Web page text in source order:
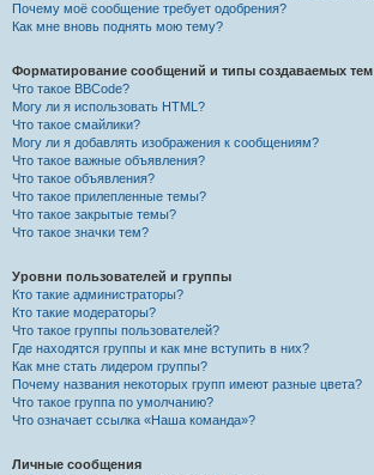
Почему моё сообщение требует одобрения?
Как мне вновь поднять мою тему?
Форматирование сообщений и типы создаваемых тем
Что такое BBCode?
Могу ли я использовать HTML?
Что такое смайлики?
Могу ли я добавлять изображения к сообщениям?
Что такое важные объявления?
Что такое объявления?
Что такое прилепленные темы?
Что такое закрытые темы?
Что такое значки тем?
Уровни пользователей и группы
Кто такие администраторы?
Кто такие модераторы?
Что такое группы пользователей?
Где находятся группы и как мне вступить в них?
Как мне стать лидером группы?
Почему названия некоторых групп имеют разные цвета?
Что такое группа по умолчанию?
Что означает ссылка «Наша команда»?
Личные сообщения